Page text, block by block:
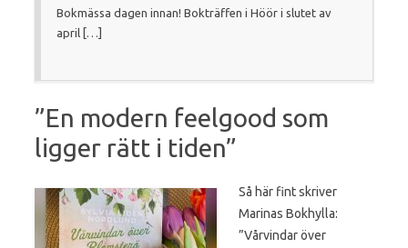
Bokmässa dagen innan! Bokträffen i Höör i slutet av
april […]
”En modern feelgood som
ligger rätt i tiden”
Så här fint skriver
Marinas Bokhylla:
”Vårvindar över